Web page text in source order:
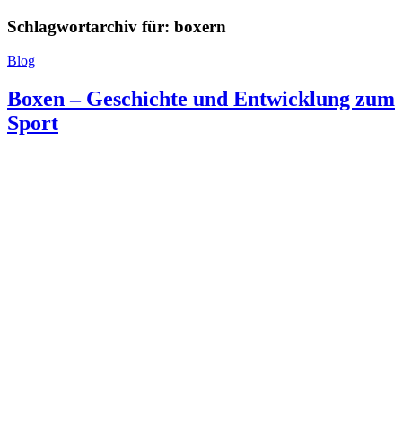
Schlagwortarchiv für: boxern
Blog
Boxen – Geschichte und Entwicklung zum
Sport